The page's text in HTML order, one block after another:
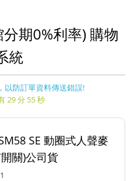
期0%利率) 購物
統
以防訂單資料傳送錯誤!
29 分 55 秒
SE 動圈式人聲麥
關)公司貨